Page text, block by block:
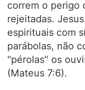
correm o perigo
rejeitadas.
espirituais com
parábolas, não
"pérolas" os
(Mateus 7:6).